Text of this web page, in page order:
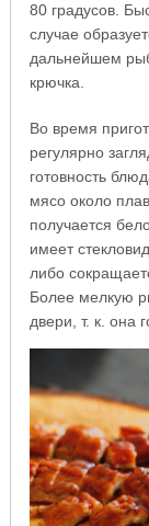
80 градусов.
случае
дальнейшем
крючка.
Во время
регулярно
готовность
мясо около
получается
имеет
либо
Более мелкую
двери, т. к. она